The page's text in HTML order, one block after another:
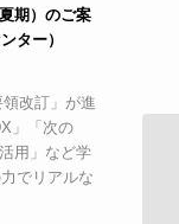
期）のご案
ター）
改訂」が進
」「次の
用」など学
でリアルな